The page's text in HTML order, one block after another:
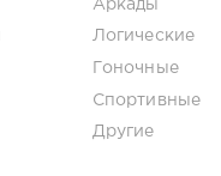
Аркады
Логические
Гоночные
Спортивные
Другие